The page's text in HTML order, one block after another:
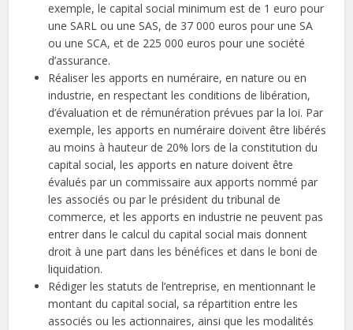
exemple, le capital social minimum est de 1 euro pour
une SARL ou une SAS, de 37 000 euros pour une SA
ou une SCA, et de 225 000 euros pour une société
d’assurance.
Réaliser les apports en numéraire, en nature ou en
industrie, en respectant les conditions de libération,
d’évaluation et de rémunération prévues par la loi. Par
exemple, les apports en numéraire doivent être libérés
au moins à hauteur de 20% lors de la constitution du
capital social, les apports en nature doivent être
évalués par un commissaire aux apports nommé par
les associés ou par le président du tribunal de
commerce, et les apports en industrie ne peuvent pas
entrer dans le calcul du capital social mais donnent
droit à une part dans les bénéfices et dans le boni de
liquidation.
Rédiger les statuts de l’entreprise, en mentionnant le
montant du capital social, sa répartition entre les
associés ou les actionnaires, ainsi que les modalités